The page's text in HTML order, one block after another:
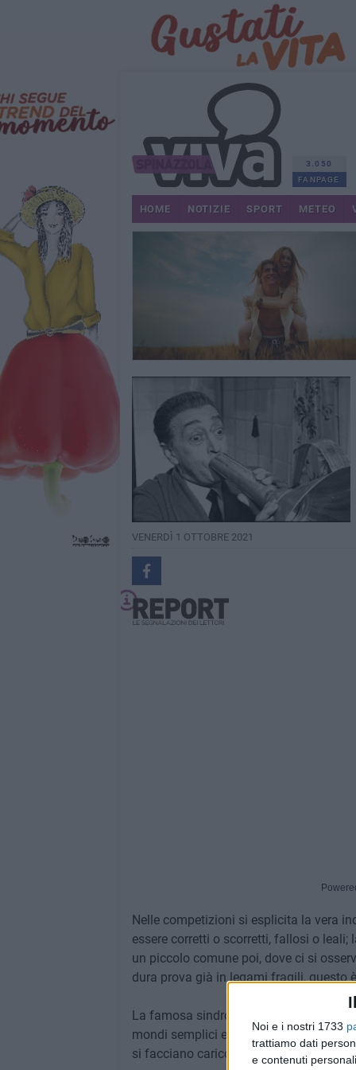
Noi e i nostri 1733
trattiamo dati
e contenuti
3.050
FANPAGE
HOME NOTIZIE SPORT METEO
VENERDÌ 1 OTTOBRE 2021
Nelle competizioni si esplicita la vera
essere corretti o scorretti, fallosi o
un piccolo comune poi, dove ci si
dura prova già in legami fragili, questo
La famosa sindrome di Procuste
mondi semplici e paradisiaci che
si facciano carico della felicità altrui per